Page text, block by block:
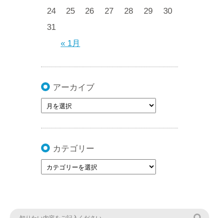
« 1月
24
25 26 27 28 29
30
31
アーカイブ
カテゴリー